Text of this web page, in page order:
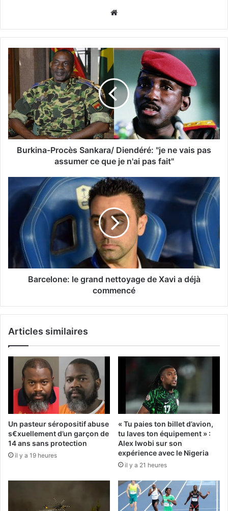
Burkina-Procès Sankara/ Diendéré: "je ne vais pas
assumer ce que je n'ai pas fait"
Barcelone: le grand nettoyage de Xavi a déjà
commencé
Articles similaires
Un pasteur séropositif abuse
s€xuellement d’un garçon de
14 ans sans protection
il y a 19 heures
« Tu paies ton billet d’avion,
tu laves ton équipement » :
Alex Iwobi sur son
expérience avec le Nigeria
il y a 21 heures